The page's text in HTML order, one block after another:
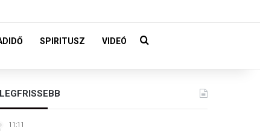
SPIRITUSZ VIDEÓ Keresés:
LEGFRISSEBB
11:11